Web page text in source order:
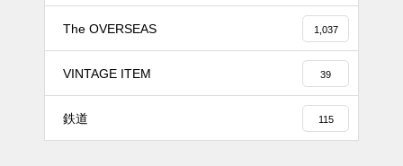
The OVERSEAS 1,037
VINTAGE ITEM 39
鉄道 115